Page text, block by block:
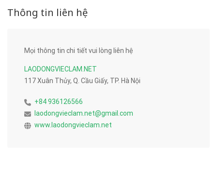
Thông tin liên hệ
Mọi thông tin chi tiết vui lòng liên hệ
LAODONGVIECLAM.NET
117 Xuân Thủy, Q. Cầu Giấy, TP. Hà Nội
+84 936126566
laodongvieclam.net@gmail.com
www.laodongvieclam.net